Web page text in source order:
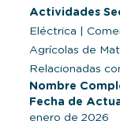
Actividades
Eléctrica
Agrícolas de
Relacionadas
Nombre
Fecha de
enero de 2026